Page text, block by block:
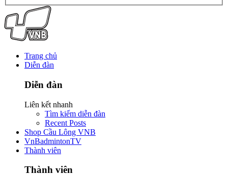
Trang chủ
Diễn đàn
Diễn đàn
Liên kết nhanh
Tìm kiếm diễn đàn
Recent Posts
Shop Cầu Lông VNB
VnBadmintonTV
Thành viên
Thành viên